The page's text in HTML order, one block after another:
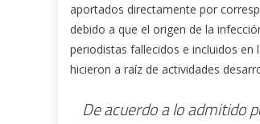
aportados directamente por
debido a que el origen de la
periodistas fallecidos e incluidos
hicieron a raíz de actividades
De acuerdo a lo admitido